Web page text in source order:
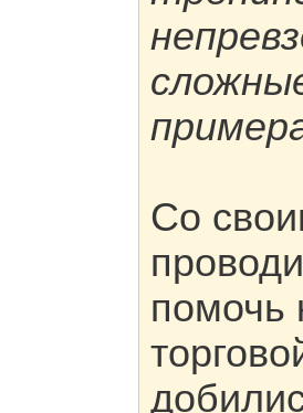
Со
помочь